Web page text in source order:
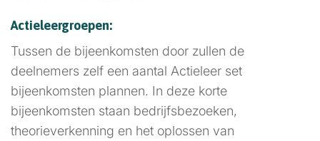
Actieleergroepen:
Tussen de bijeenkomsten door zullen de
deelnemers zelf een aantal Actieleer set
bijeenkomsten plannen. In deze korte
bijeenkomsten staan bedrijfsbezoeken,
theorieverkenning en het oplossen van